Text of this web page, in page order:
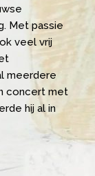
Met passie
veel vrij
meerdere
concert met
hij al in